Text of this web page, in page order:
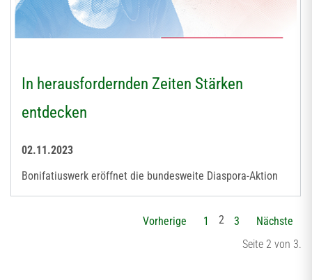
In herausfordernden Zeiten Stärken
entdecken
02.11.2023
Bonifatiuswerk eröffnet die bundesweite Diaspora-Aktion
Seite 2 von 3.
Vorherige 1 2 3 Nächste